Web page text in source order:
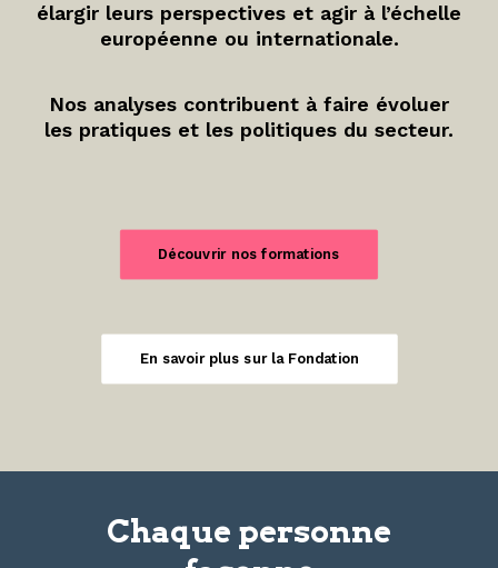
élargir leurs perspectives et agir à l’échelle
européenne ou internationale.
Nos analyses contribuent à faire évoluer
les pratiques et les politiques du secteur.
Découvrir nos formations
En savoir plus sur la Fondation
Chaque personne